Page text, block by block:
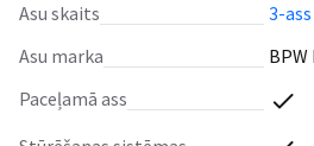
asu skaits
3-ass
asu marka
BPW
paceļamā ass